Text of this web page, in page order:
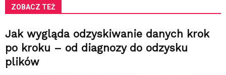
ZOBACZ TEŻ
Jak wygląda odzyskiwanie danych krok
po kroku – od diagnozy do odzysku
plików